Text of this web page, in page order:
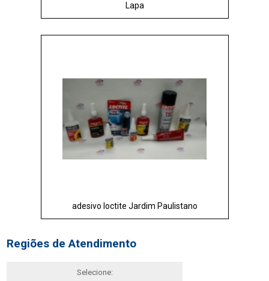
Lapa
adesivo loctite Jardim Paulistano
Regiões de Atendimento
Selecione: